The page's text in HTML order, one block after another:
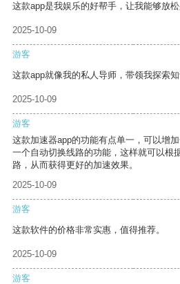
这款app是我娱乐的好帮手，让我能够放松
2025-10-09
游客
这款app就像我的私人导师，带领我探索知
2025-10-09
游客
这款加速器app的功能有点单一，可以增
一个自动切换线路的功能，这样就可以根
路，从而获得更好的加速效果。
2025-10-09
游客
这款软件的价格非常实惠，值得推荐。
2025-10-09
游客